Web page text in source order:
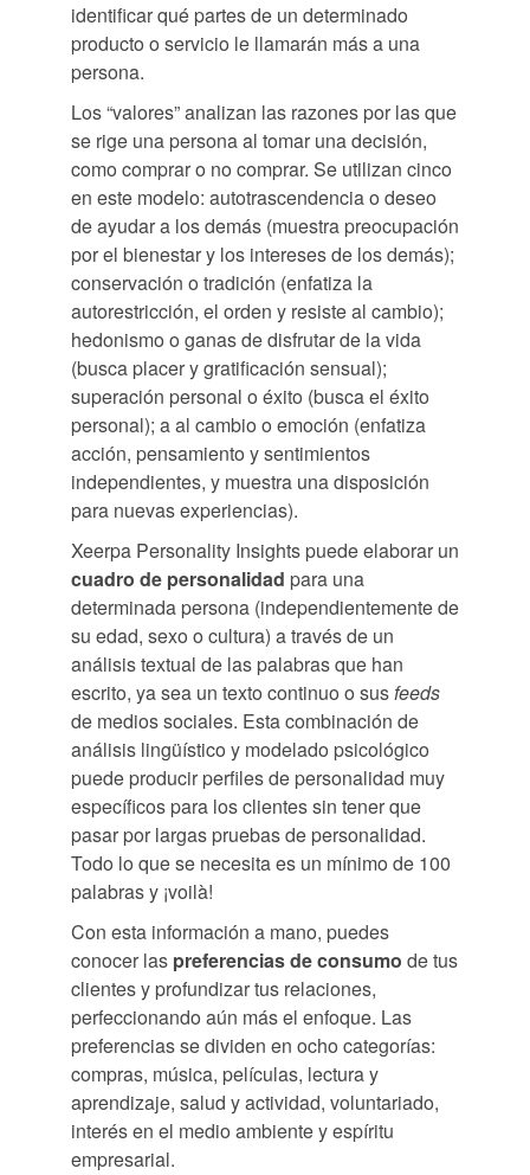
identificar qué partes de un determinado
producto o servicio le llamarán más a una
persona.
Los “valores” analizan las razones por las que
se rige una persona al tomar una decisión,
como comprar o no comprar. Se utilizan cinco
en este modelo: autotrascendencia o deseo
de ayudar a los demás (muestra preocupación
por el bienestar y los intereses de los demás);
conservación o tradición (enfatiza la
autorestricción, el orden y resiste al cambio);
hedonismo o ganas de disfrutar de la vida
(busca placer y gratificación sensual);
superación personal o éxito (busca el éxito
personal); a al cambio o emoción (enfatiza
acción, pensamiento y sentimientos
independientes, y muestra una disposición
para nuevas experiencias).
Xeerpa Personality Insights puede elaborar un
cuadro de personalidad para una
determinada persona (independientemente de
su edad, sexo o cultura) a través de un
análisis textual de las palabras que han
escrito, ya sea un texto continuo o susfeeds
de medios sociales. Esta combinación de
análisis lingüístico y modelado psicológico
puede producir perfiles de personalidad muy
específicos para los clientes sin tener que
pasar por largas pruebas de personalidad.
Todo lo que se necesita es un mínimo de 100
palabras y ¡voilà!
Con esta información a mano, puedes
conocer las preferencias de consumo de tus
clientes y profundizar tus relaciones,
perfeccionando aún más el enfoque. Las
preferencias se dividen en ocho categorías:
compras, música, películas, lectura y
aprendizaje, salud y actividad, voluntariado,
interés en el medio ambiente y espíritu
empresarial.